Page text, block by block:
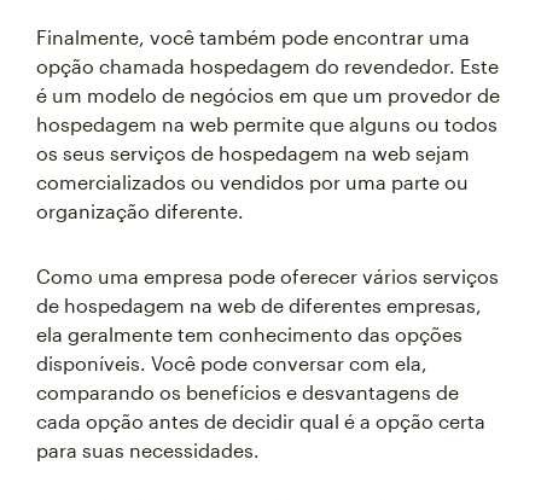
Finalmente, você também pode encontrar uma
opção chamada hospedagem do revendedor. Este
é um modelo de negócios em que um provedor de
hospedagem na web permite que alguns ou todos
os seus serviços de hospedagem na web sejam
comercializados ou vendidos por uma parte ou
organização diferente.
Como uma empresa pode oferecer vários serviços
de hospedagem na web de diferentes empresas,
ela geralmente tem conhecimento das opções
disponíveis. Você pode conversar com ela,
comparando os benefícios e desvantagens de
cada opção antes de decidir qual é a opção certa
para suas necessidades.